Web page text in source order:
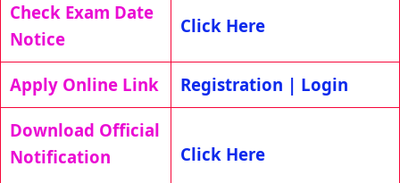
Check Exam Date
Notice
Click Here
Apply Online Link Registration | Login
Download Official
Notification
Click Here